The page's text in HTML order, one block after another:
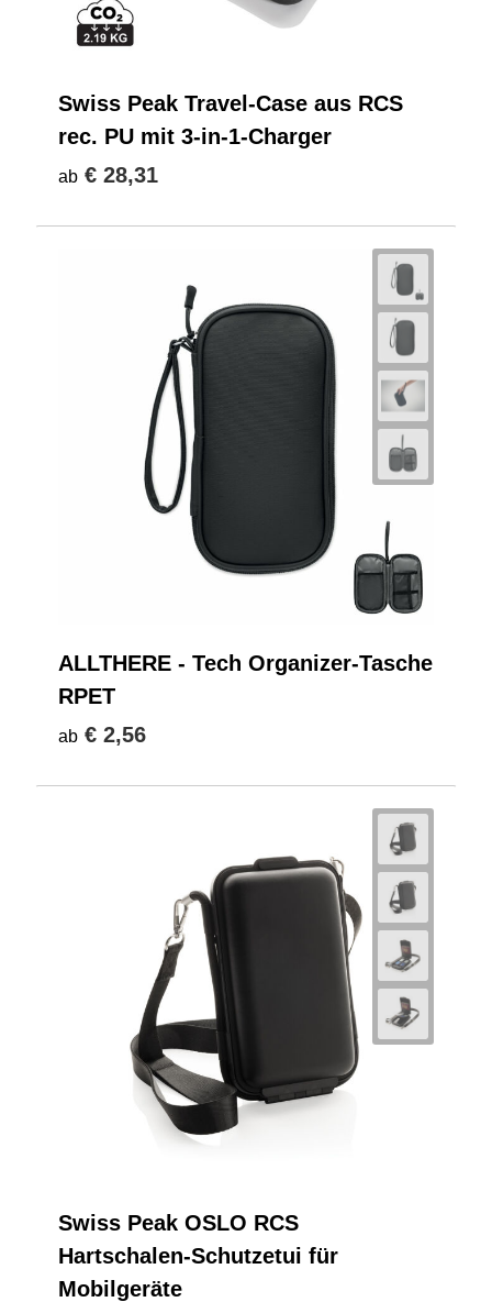
Swiss Peak Travel-Case aus RCS
rec. PU mit 3-in-1-Charger
ab € 28,31
ALLTHERE - Tech Organizer-Tasche
RPET
ab € 2,56
Swiss Peak OSLO RCS
Hartschalen-Schutzetui für
Mobilgeräte